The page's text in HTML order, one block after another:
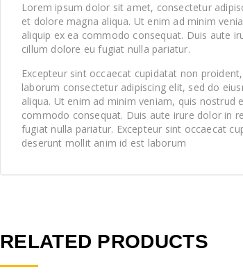
Lorem ipsum dolor sit amet, consectetur
et dolore magna aliqua. Ut enim ad minim
aliquip ex ea commodo consequat. Duis aute
cillum dolore eu fugiat nulla pariatur.
Excepteur sint occaecat cupidatat non
laborum consectetur adipiscing elit, sed do
aliqua. Ut enim ad minim veniam, quis nostrud
commodo consequat. Duis aute irure dolor in
fugiat nulla pariatur. Excepteur sint occaecat
deserunt mollit anim id est laborum
RELATED PRODUCTS